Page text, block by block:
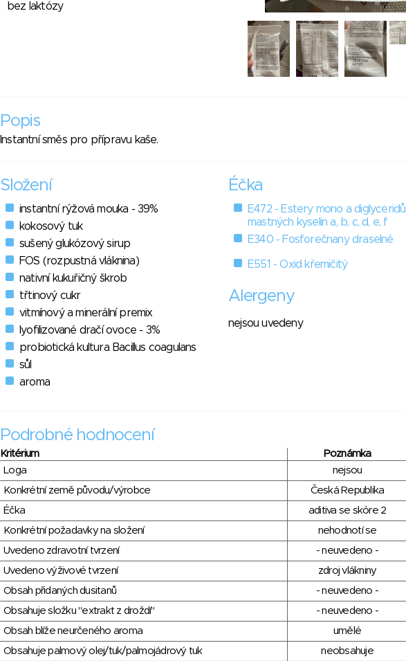
bez laktózy
Popis
Instantní směs pro přípravu kaše.
Složení
instantní rýžová mouka - 39%
kokosový tuk
sušený glukózový sirup
FOS (rozpustná vláknina)
nativní kukuřičný škrob
třtinový cukr
vitmínový a minerální premix
lyofilizované dračí ovoce - 3%
probiotická kultura Bacillus coagulans
sůl
aroma
Éčka
E472 - Estery mono a diglyceridů
mastných kyselin a, b, c, d, e, f
E340 - Fosforečnany draselné
E551 - Oxid křemičitý
Alergeny
nejsou uvedeny
Podrobné hodnocení
Kritérium Poznámka
Loga
nejsou
Konkrétní země původu/výrobce
Česká Republika
Éčka
aditiva se skóre 2
Konkrétní požadavky na složení
nehodnotí se
Uvedeno zdravotní tvrzení
- neuvedeno -
Uvedeno výživové tvrzení
zdroj vlákniny
Obsah přidaných dusitanů
- neuvedeno -
Obsahuje složku "extrakt z droždí"
- neuvedeno -
Obsah blíže neurčeného aroma
umělé
Obsahuje palmový olej/tuk/palmojádrový tuk
neobsahuje